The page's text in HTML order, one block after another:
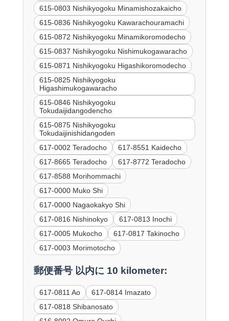
615-0803 Nishikyogoku Minamishozakaicho
615-0836 Nishikyogoku Kawarachouramachi
615-0872 Nishikyogoku Minamikoromodecho
615-0837 Nishikyogoku Nishimukogawaracho
615-0871 Nishikyogoku Higashikoromodecho
615-0825 Nishikyogoku
Higashimukogawaracho
615-0846 Nishikyogoku
Tokudaijidangodencho
615-0875 Nishikyogoku
Tokudaijinishidangoden
617-0002 Teradocho
617-8551 Kaidecho
617-8665 Teradocho
617-8772 Teradocho
617-8588 Morihommachi
617-0000 Muko Shi
617-0000 Nagaokakyo Shi
617-0816 Nishinokyo
617-0813 Inochi
617-0005 Mukocho
617-0817 Takinocho
617-0003 Morimotocho
郵便番号 以内に 10 kilometer:
617-0811 Ao
617-0814 Imazato
617-0818 Shibanosato